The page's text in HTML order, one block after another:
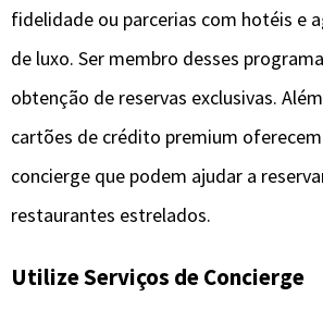
fidelidade ou parcerias com hotéis e
de luxo. Ser membro desses
obtenção de reservas exclusivas.
cartões de crédito premium
concierge que podem ajudar a
restaurantes estrelados.
Utilize Serviços de Concierge